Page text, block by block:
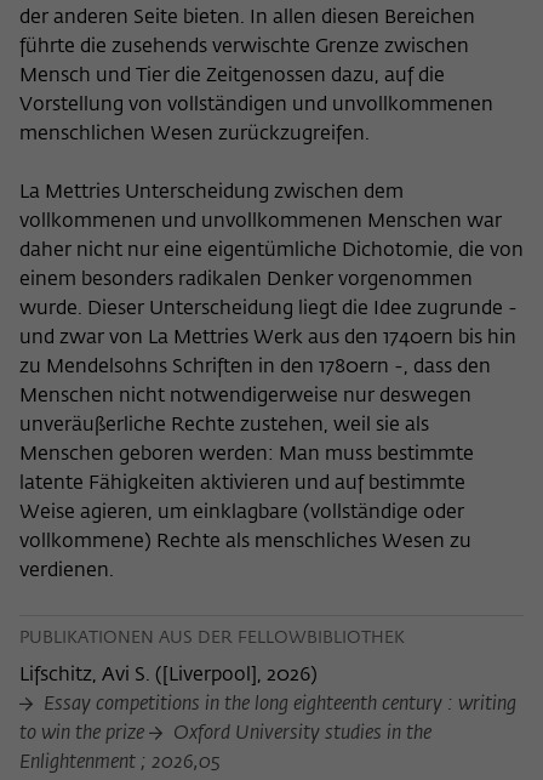
der anderen Seite bieten. In allen diesen Bereichen
führte die zusehends verwischte Grenze zwischen
Mensch und Tier die Zeitgenossen dazu, auf die
Vorstellung von vollständigen und unvollkommenen
menschlichen Wesen zurückzugreifen.
La Mettries Unterscheidung zwischen dem
vollkommenen und unvollkommenen Menschen war
daher nicht nur eine eigentümliche Dichotomie, die von
einem besonders radikalen Denker vorgenommen
wurde. Dieser Unterscheidung liegt die Idee zugrunde -
und zwar von La Mettries Werk aus den 1740ern bis hin
zu Mendelsohns Schriften in den 1780ern -, dass den
Menschen nicht notwendigerweise nur deswegen
unveräußerliche Rechte zustehen, weil sie als
Menschen geboren werden: Man muss bestimmte
latente Fähigkeiten aktivieren und auf bestimmte
Weise agieren, um einklagbare (vollständige oder
vollkommene) Rechte als menschliches Wesen zu
verdienen.
PUBLIKATIONEN AUS DER FELLOWBIBLIOTHEK
Lifschitz, Avi S. ( [Liverpool], 2026)
Essay competitions in the long eighteenth century : writing
to win the prize
Oxford University studies in the
Enlightenment ; 2026,05